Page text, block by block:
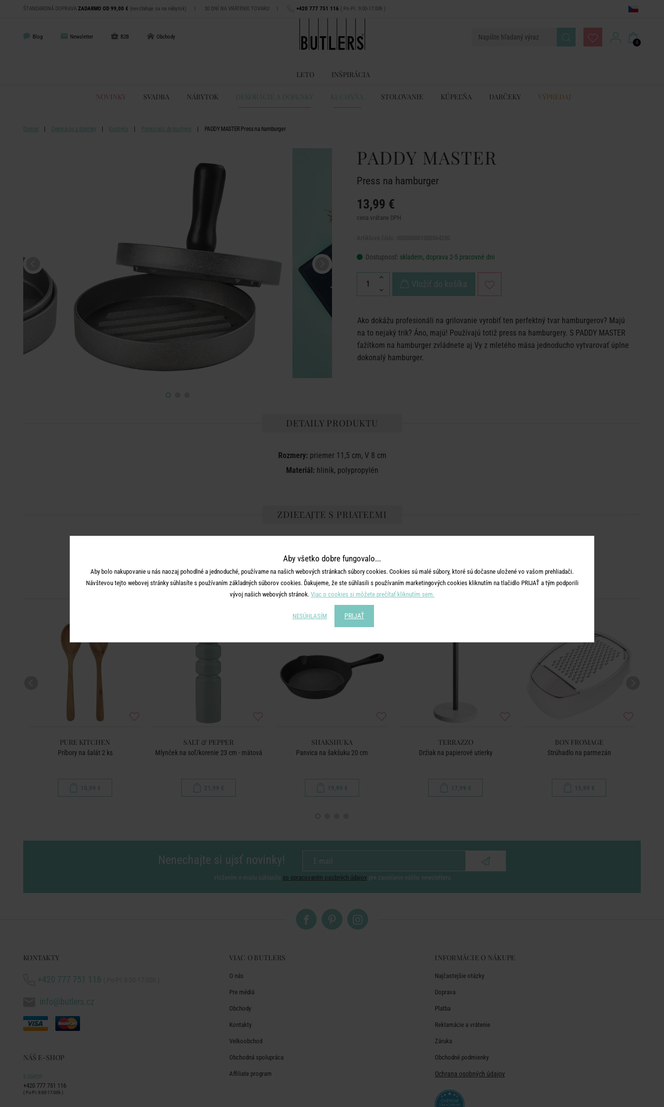
ŠTANDARDNÁ DOPRAVA ZADARMO OD 99,00 € (nevzťahuje sa na nábytok) | 30 DNÍ NA VRÁTENIE TOVARU | +420 777 751 116 ( Po-Pi: 9:00-17:00h )
Blog Newsletter B2B Obchody
0
LETO INŠPIRÁCIA
NOVINKY SVADBA NÁBYTOK DEKORÁCIE A DOPLNKY KUCHYŇA STOLOVANIE KÚPEĽŇA DARČEKY VÝPREDAJ
Domov Dekorácie a doplnky Kuchyňa Pomocníci do kuchyne PADDY MASTER Press na hamburger
PADDY MASTER
Press na hamburger
13,99 €
cena vrátane DPH
Dostupnosť: skladem, doprava 2-5 pracovné dni
Vložiť do košíka
Ako dokážu profesionáli na grilovanie vyrobiť ten perfektný tvar hamburgerov? Majú
na to nejaký trik? Áno, majú! Používajú totiž press na hamburgery. S PADDY MASTER
ťažítkom na hamburger zvládnete aj Vy z mletého mäsa jednoducho vytvarovať úplne
dokonalý hamburger.
DETAILY PRODUKTU
Rozmery:priemer 11,5 cm, V 8 cm
Materiál:hliník, polypropylén
ZDIEĽAJTE S PRIATEĽMI
MOHLO BY SA VÁM PÁČIŤ
PURE KITCHEN
Príbory na šalát 2 ks
15,99 €
SALT & PEPPER
Mlynček na soľ/korenie 23 cm - mätová
21,99 €
SHAKSHUKA
Panvica na šakšuku 20 cm
19,99 €
TERRAZZO
Držiak na papierové utierky
17,99 €
BON FROMAGE
Strúhadlo na parmezán
15,99 €
Nenechajte si ujsť novinky!
vložením e-mailu súhlasíte so spracovaním osobných údajov pre zasielanie nášho newsletteru
KONTAKTY
+420 777 751 116
info@butlers.cz
NÁŠ E-SHOP
E-SHOP
+420 777 751 116
( Po-Pi: 9:00-17:00h )
VIAC O BUTLERS
O nás
Pre médiá
Obchody
Kontakty
Velkoobchod
Obchodná spolupráca
Affiliate program
INFORMÁCIE O NÁKUPE
Najčastejšie otázky
Doprava
Platba
Reklamácie a vrátenie
Záruka
Obchodné podmienky
Ochrana osobných údajov
Aby všetko dobre fungovalo...
Aby bolo nakupovanie u nás naozaj pohodlné a jednoduché, používame na našich webových stránkach súbory cookies. Cookies sú malé súbory, ktoré sú dočasne uložené vo vašom prehliadači.
Návštevou tejto webovej stránky súhlasíte s používaním základných súborov cookies. Ďakujeme, že ste súhlasili s používaním marketingových cookies kliknutím na tlačidlo PRIJAŤ a tým podporili
vývoj našich webových stránok. Viac o cookies si môžete prečítať kliknutím sem.
NESÚHLASÍM PRIJAŤ